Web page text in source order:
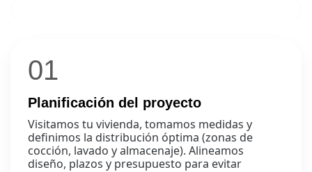
01
Planificación del proyecto
Visitamos tu vivienda, tomamos medidas y
definimos la distribución óptima (zonas de
cocción, lavado y almacenaje). Alineamos
diseño, plazos y presupuesto para evitar